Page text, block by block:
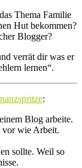
Thema Familie
Hut bekommen?
Blogger?
verrät dir was er
lernen“.
:
Blog arbeite.
vor wie Arbeit.
sollte. Weil so